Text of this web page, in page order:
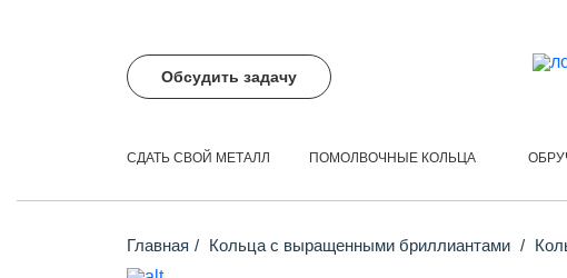
Обсудить задачу
СДАТЬ СВОЙ МЕТАЛЛ ПОМОЛВОЧНЫЕ КОЛЬЦА
Главная Кольца с выращенными бриллиантами